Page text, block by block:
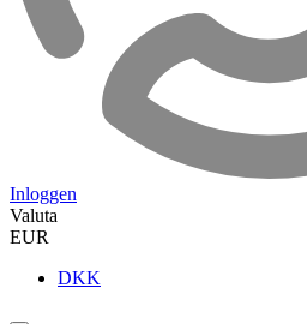
Inloggen
Valuta
EUR
DKK